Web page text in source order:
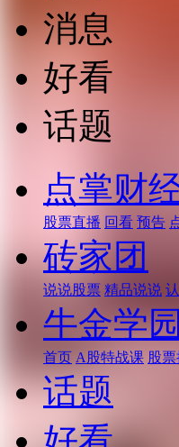
消息
好看
话题
点掌财
股票直播 回看 预告
砖家团
说说股票 精品说说
牛金学
首页 A股特战课 股
话题